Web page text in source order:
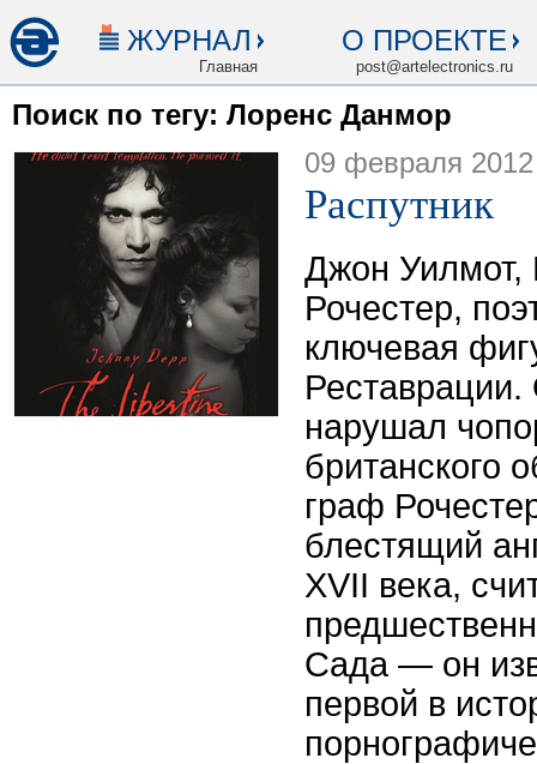
ЖУРНАЛ
Главная
О ПРОЕКТЕ
post@artelectronics.ru
Поиск по тегу: Лоренс Данмор
09 февраля 2012
Распутник
Джон Уилмот,
Рочестер,
ключевая
нарушал
британского
граф
блестящий
XVII века,
Сада — он
первой в